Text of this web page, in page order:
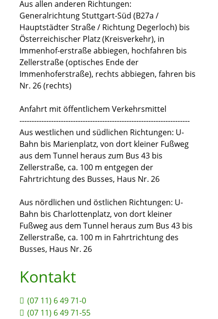
Aus allen anderen Richtungen:
Generalrichtung Stuttgart-Süd (B27a /
Hauptstädter Straße / Richtung Degerloch) bis
Österreichischer Platz (Kreisverkehr), in
Immenhof-erstraße abbiegen, hochfahren bis
Zellerstraße (optisches Ende der
Immenhoferstraße), rechts abbiegen, fahren bis
Nr. 26 (rechts)
Anfahrt mit öffentlichem Verkehrsmittel
----------------------------------------------------------------------
Aus westlichen und südlichen Richtungen: U-
Bahn bis Marienplatz, von dort kleiner Fußweg
aus dem Tunnel heraus zum Bus 43 bis
Zellerstraße, ca. 100 m entgegen der
Fahrtrichtung des Busses, Haus Nr. 26
Aus nördlichen und östlichen Richtungen: U-
Bahn bis Charlottenplatz, von dort kleiner
Fußweg aus dem Tunnel heraus zum Bus 43 bis
Zellerstraße, ca. 100 m in Fahrtrichtung des
Busses, Haus Nr. 26
Kontakt
(07 11) 6 49 71-0
(07 11) 6 49 71-55